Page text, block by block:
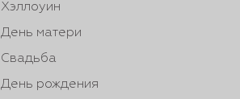
Хэллоуин
День матери
Свадьба
День рождения